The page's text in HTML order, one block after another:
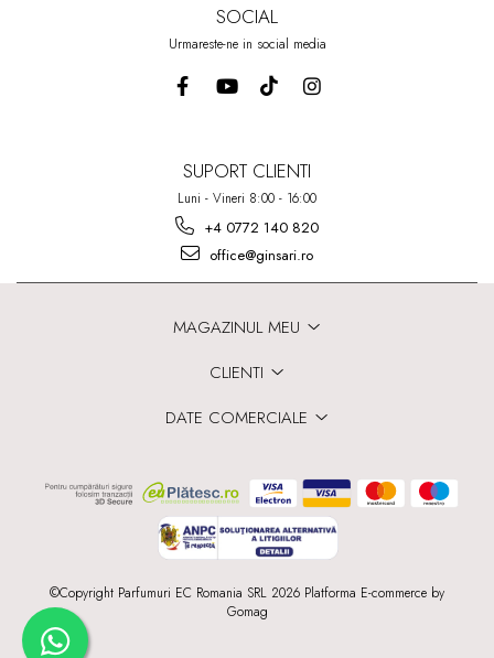
SOCIAL
Urmareste-ne in social media
SUPORT CLIENTI
Luni - Vineri 8:00 - 16:00
+4 0772 140 820
office@ginsari.ro
MAGAZINUL MEU
CLIENTI
DATE COMERCIALE
©Copyright Parfumuri EC Romania SRL 2026 Platforma E-commerce by
Gomag